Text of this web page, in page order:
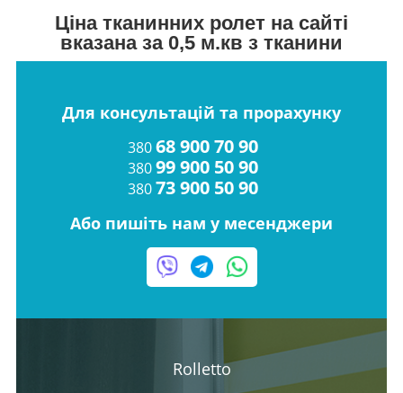
Ціна тканинних ролет на сайті
вказана за 0,5 м.кв з тканини
Для консультацій та прорахунку
38068 900 70 90
38099 900 50 90
38073 900 50 90
Або пишіть нам у месенджери
Rolletto